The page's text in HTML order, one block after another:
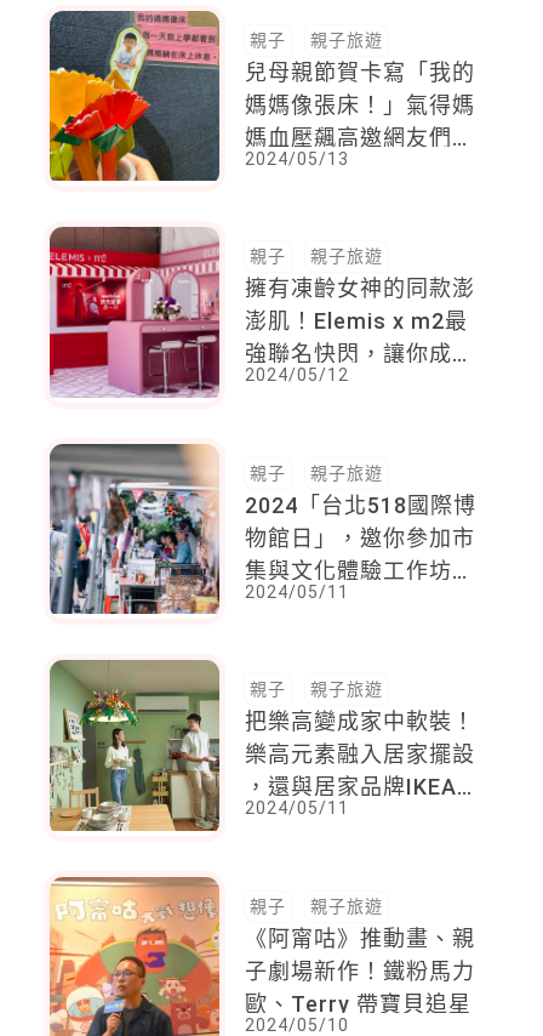
親子 親子旅遊
兒母親節賀卡寫「我的
媽媽像張床！」氣得媽
媽血壓飆高邀網友們比
慘
2024/05/13
親子 親子旅遊
擁有凍齡女神的同款澎
澎肌！Elemis x m2最
強聯名快閃，讓你成為
最澎潤的美肌膠原富翁
2024/05/12
親子 親子旅遊
2024「台北518國際博
物館日」，邀你參加市
集與文化體驗工作坊，
也有親子共創！
2024/05/11
親子 親子旅遊
把樂高變成家中軟裝！
樂高元素融入居家擺設
，還與居家品牌IKEA
攜手 ，推期間限定優
2024/05/11
親子 親子旅遊
《阿甯咕》推動畫、親
子劇場新作！鐵粉馬力
歐、Terry 帶寶貝追星
2024/05/10